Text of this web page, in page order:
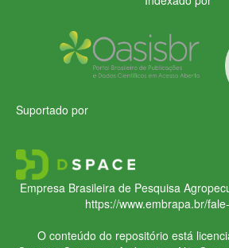
Suportado por
Empresa Brasileira de Pesquisa
https://www.embrapa.br/
O conteúdo do repositório está